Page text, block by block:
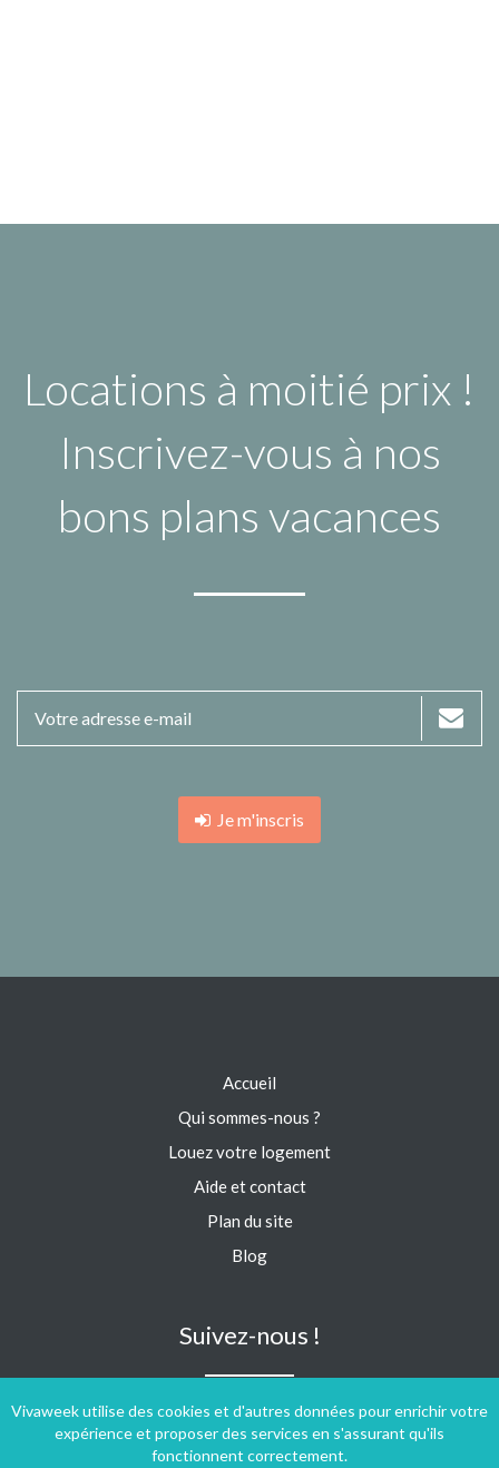
Locations à moitié prix !
Inscrivez-vous à nos
bons plans vacances
Je m'inscris
Vivaweek utilise des cookies et d'autres données pour enrichir votre
expérience et proposer des services en s'assurant qu'ils
fonctionnent correctement.
Accueil
Qui sommes-nous ?
Louez votre logement
Aide et contact
Plan du site
Blog
Suivez-nous !